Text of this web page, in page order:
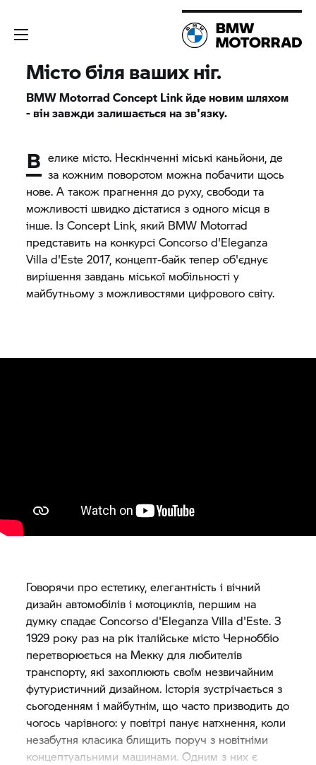
Місто біля ваших ніг.
BMW Motorrad Concept Link йде новим шляхом
- він завжди залишається на зв'язку.
В елике місто. Нескінченні міські каньйони, де
за кожним поворотом можна побачити щось
нове. А також прагнення до руху, свободи та
можливості швидко дістатися з одного місця в
інше. Із Concept Link, який BMW Motorrad
представить на конкурсі Concorso d'Eleganza
Villa d'Este 2017, концепт-байк тепер об'єднує
вирішення завдань міської мобільності у
майбутньому з можливостями цифрового світу.
Говорячи про естетику, елегантність і вічний
дизайн автомобілів і мотоциклів, першим на
думку спадає Concorso d'Eleganza Villa d'Este. З
1929 року раз на рік італійське місто Черноббіо
перетворюється на Мекку для любителів
транспорту, які захоплюють своїм незвичайним
футуристичний дизайном. Історія зустрічається з
сьогоденням і майбутнім, що часто призводить до
чогось чарівного: у повітрі панує натхнення, коли
незабутня класика блищить поруч з новітніми
концептуальними машинами. Одним з них є